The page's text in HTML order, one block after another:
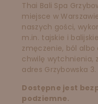
Thai Bali Spa
miejsce w
naszych gości,
m.in. tajskie i
zmęczenie, ból
chwilę wytchnienia,
adres Grzybowska 3.
Dostępne jest
podziemne.